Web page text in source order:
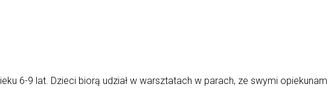
6-9 lat. Dzieci biorą udział w warsztatach w parach, ze swymi